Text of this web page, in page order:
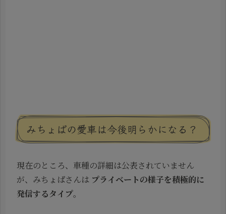
みちょぱの愛車は今後明らかになる？
現在のところ、車種の詳細は公表されていません
が、みちょぱさんは プライベートの様子を積極的に
発信するタイプ。